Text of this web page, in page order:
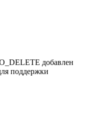
добавлен
поддержки